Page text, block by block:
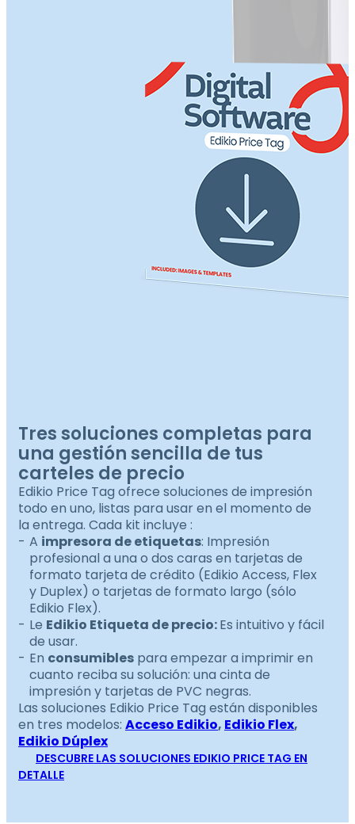
Tres soluciones completas para
una gestión sencilla de tus
carteles de precio
Edikio Price Tag ofrece soluciones de impresión
todo en uno, listas para usar en el momento de
la entrega. Cada kit incluye :
A impresora de etiquetas: Impresión
profesional a una o dos caras en tarjetas de
formato tarjeta de crédito (Edikio Access, Flex
y Duplex) o tarjetas de formato largo (sólo
Edikio Flex).
Le Edikio Etiqueta de precio:Es intuitivo y fácil
de usar.
En consumibles para empezar a imprimir en
cuanto reciba su solución: una cinta de
impresión y tarjetas de PVC negras.
Las soluciones Edikio Price Tag están disponibles
en tres modelos: Acceso Edikio, Edikio Flex,
Edikio Dúplex
DESCUBRE LAS SOLUCIONES EDIKIO PRICE TAG EN
DETALLE